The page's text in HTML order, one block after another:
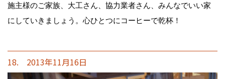
施主様のご家族、大工さん、協力業者さん、みんなでいい家
にしていきましょう。心ひとつにコーヒーで乾杯！
18. 2013年11月16日